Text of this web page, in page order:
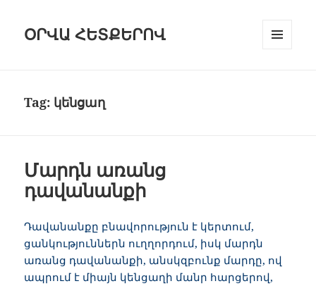
ՕՐՎԱ ՀԵՏՔԵՐՈՎ
Tag: կենցաղ
Մարդն առանց
դավանանքի
Դավանանքը բնավորություն է կերտում,
ցանկություններն ուղղորդում, իսկ մարդն
առանց դավանանքի, անսկզբունք մարդը, ով
ապրում է միայն կենցաղի մանր հարցերով,